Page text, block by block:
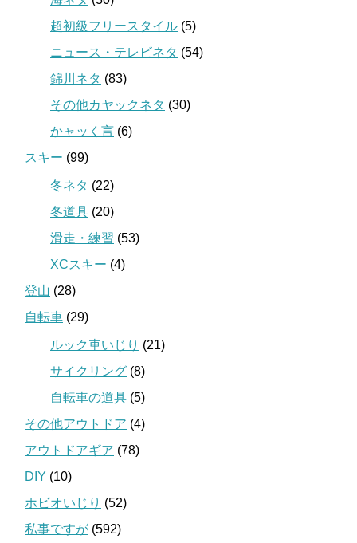
超初級フリースタイル (5)
ニュース・テレビネタ (54)
錦川ネタ (83)
その他カヤックネタ (30)
かャッく言 (6)
スキー (99)
冬ネタ (22)
冬道具 (20)
滑走・練習 (53)
XCスキー (4)
登山 (28)
自転車 (29)
ルック車いじり (21)
サイクリング (8)
自転車の道具 (5)
その他アウトドア (4)
アウトドアギア (78)
DIY (10)
ホビオいじり (52)
私事ですが (592)